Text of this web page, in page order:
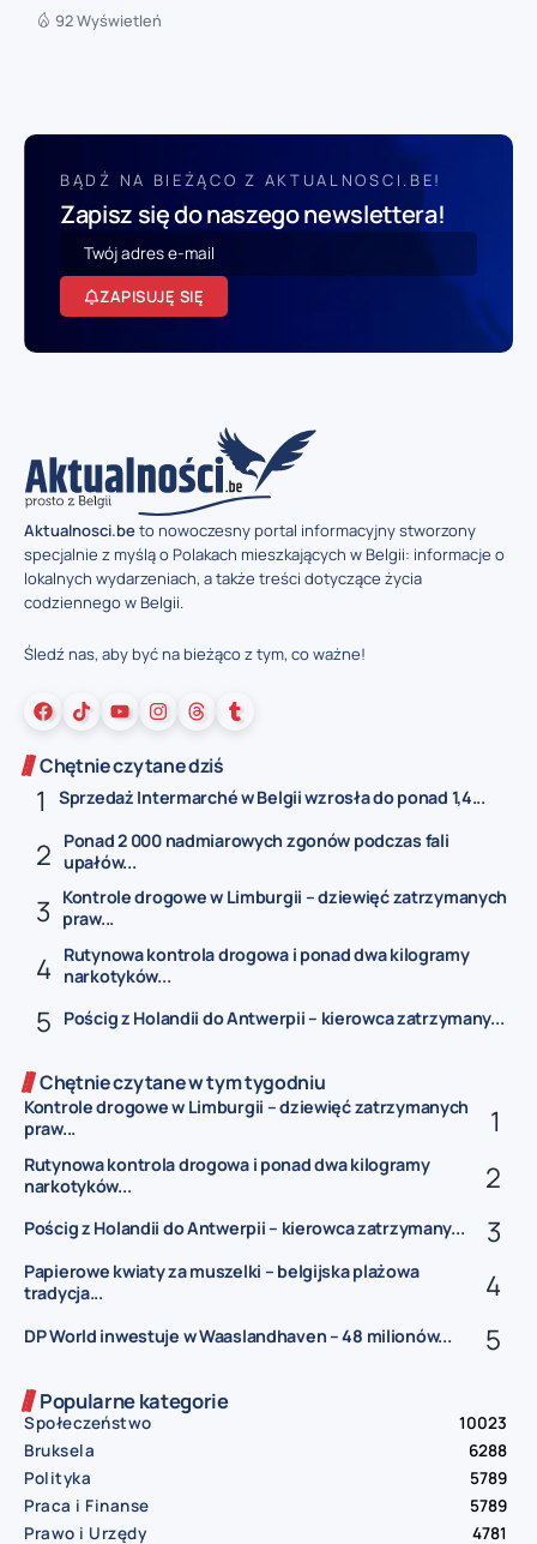
92 Wyświetleń
BĄDŹ NA BIEŻĄCO Z AKTUALNOSCI.BE!
Zapisz się do naszego newslettera!
ZAPISUJĘ SIĘ
Aktualnosci.beto nowoczesny portal informacyjny stworzony
specjalnie z myślą o Polakach mieszkających w Belgii: informacje o
lokalnych wydarzeniach, a także treści dotyczące życia
codziennego w Belgii.
Śledź nas, aby być na bieżąco z tym, co ważne!
Chętnie czytane dziś
Sprzedaż Intermarché w Belgii wzrosła do ponad 1,4...
Ponad 2 000 nadmiarowych zgonów podczas fali
upałów...
Kontrole drogowe w Limburgii – dziewięć zatrzymanych
praw...
Rutynowa kontrola drogowa i ponad dwa kilogramy
narkotyków...
Pościg z Holandii do Antwerpii – kierowca zatrzymany...
Chętnie czytane w tym tygodniu
Kontrole drogowe w Limburgii – dziewięć zatrzymanych
praw...
Rutynowa kontrola drogowa i ponad dwa kilogramy
narkotyków...
Pościg z Holandii do Antwerpii – kierowca zatrzymany...
Papierowe kwiaty za muszelki – belgijska plażowa
tradycja...
DP World inwestuje w Waaslandhaven – 48 milionów...
Popularne kategorie
Społeczeństwo
10023
Bruksela
6288
Polityka
5789
Praca i Finanse
5789
Prawo i Urzędy
4781